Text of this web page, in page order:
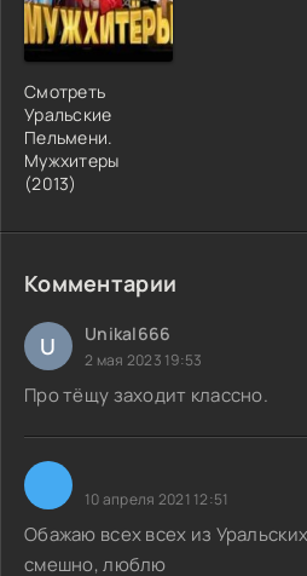
Смотреть
Уральские
Пельмени.
Мужхитеры
(2013)
Комментарии
U Unikal666
2 мая 2023 19:53
Про тёщу заходит классно.
10 апреля 2021 12:51
Обажаю всех всех из
смешно, люблю